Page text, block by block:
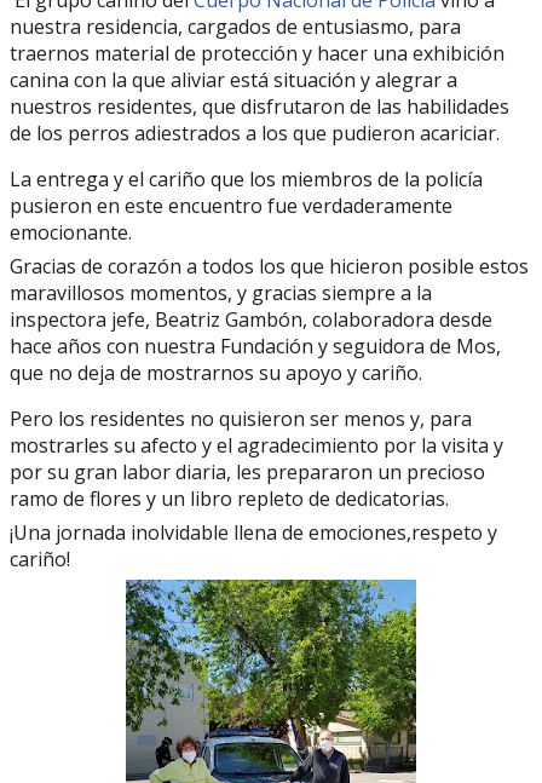
nuestra residencia, cargados de entusiasmo, para
traernos material de protección y hacer una exhibición
canina con la que aliviar está situación y alegrar a
nuestros residentes, que disfrutaron de las habilidades
de los perros adiestrados a los que pudieron acariciar.
La entrega y el cariño que los miembros de la policía
pusieron en este encuentro fue verdaderamente
emocionante.
Gracias de corazón a todos los que hicieron posible estos
maravillosos momentos, y gracias siempre a la
inspectora jefe, Beatriz Gambón, colaboradora desde
hace años con nuestra Fundación y seguidora de Mos,
que no deja de mostrarnos su apoyo y cariño.
Pero los residentes no quisieron ser menos y, para
mostrarles su afecto y el agradecimiento por la visita y
por su gran labor diaria, les prepararon un precioso
ramo de flores y un libro repleto de dedicatorias.
¡Una jornada inolvidable llena de emociones,respeto y
cariño!